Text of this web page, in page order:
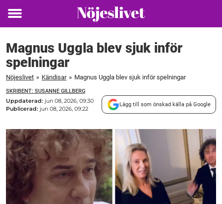
Toggle
Magnus Uggla blev sjuk inför
spelningar
Nöjeslivet » Kändisar » Magnus Uggla blev sjuk inför spelningar
SKRIBENT: SUSANNE GILLBERG
Uppdaterad: jun 08, 2026, 09:30
Publicerad: jun 08, 2026, 09:22
Lägg till som önskad källa på Google